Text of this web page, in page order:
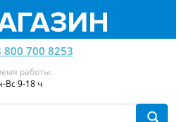
800 700 8253
работы:
Вс 9-18 ч